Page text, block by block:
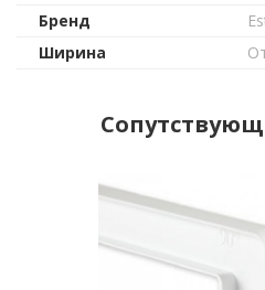
Бренд
Ширина